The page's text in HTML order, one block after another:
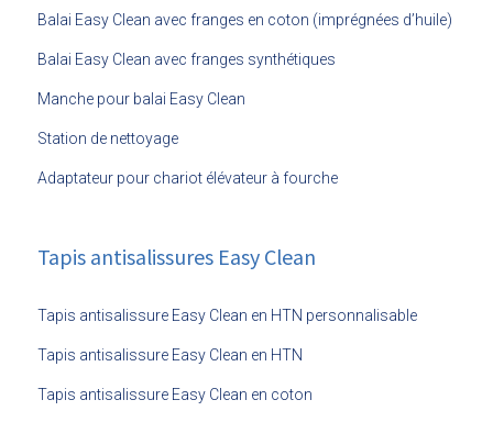
Balai Easy Clean avec franges en coton (imprégnées d’huile)
Balai Easy Clean avec franges synthétiques
Manche pour balai Easy Clean
Station de nettoyage
Adaptateur pour chariot élévateur à fourche
Tapis antisalissures Easy Clean
Tapis antisalissure Easy Clean en HTN personnalisable
Tapis antisalissure Easy Clean en HTN
Tapis antisalissure Easy Clean en coton